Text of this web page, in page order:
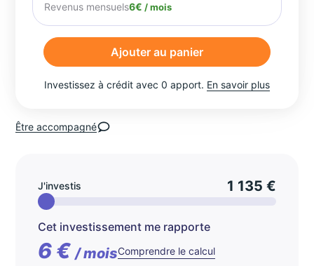
Revenus mensuels6€/ mois
Ajouter au panier
Investissez à crédit avec 0 apport. En savoir plus
Être accompagné
J'investis 1 135 €
Cet investissement me rapporte
6 €/ moisComprendre le calcul